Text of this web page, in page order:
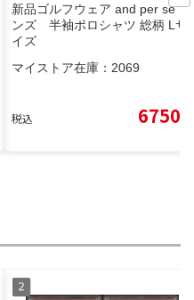
新品ゴルフウェア and per se メ
ンズ 半袖ポロシャツ 総柄 Lサ
イズ
マイストア在庫： 2069
税込 6750